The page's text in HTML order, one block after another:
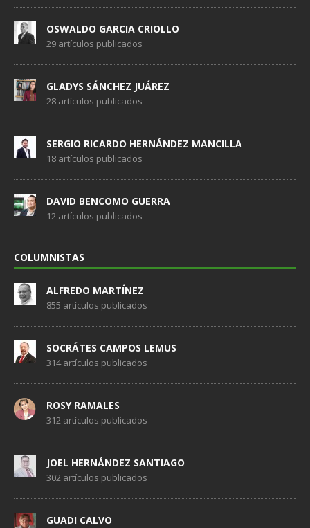
OSWALDO GARCIA CRIOLLO
29 artículos publicados
GLADYS SÁNCHEZ JUÁREZ
28 artículos publicados
SERGIO RICARDO HERNÁNDEZ MANCILLA
18 artículos publicados
DAVID BENCOMO GUERRA
12 artículos publicados
COLUMNISTAS
ALFREDO MARTÍNEZ
855 artículos publicados
SOCRÁTES CAMPOS LEMUS
314 artículos publicados
ROSY RAMALES
312 artículos publicados
JOEL HERNÁNDEZ SANTIAGO
302 artículos publicados
GUADI CALVO